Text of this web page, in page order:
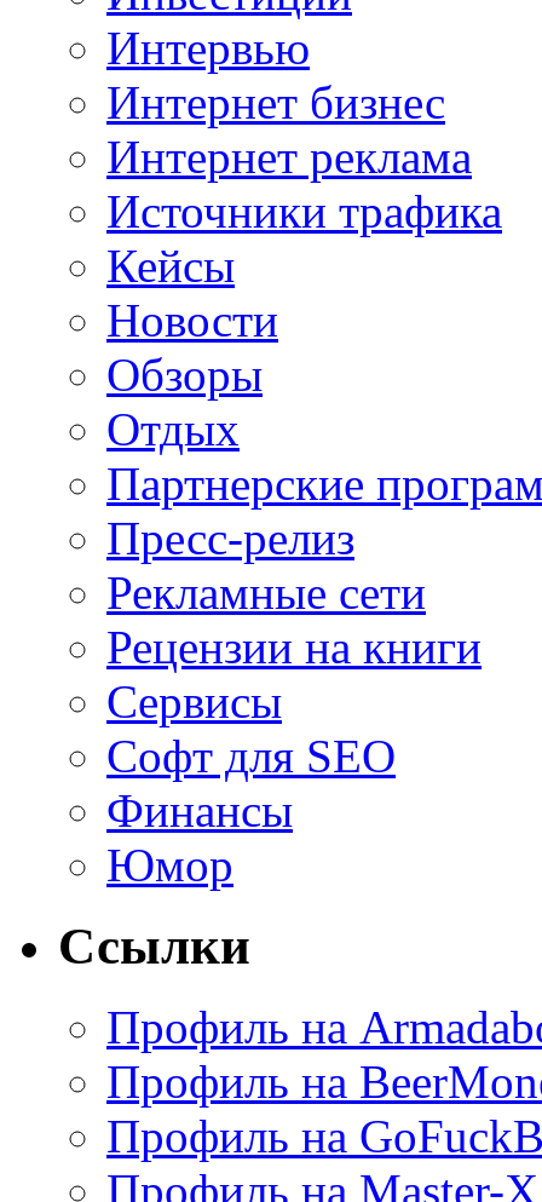
Интервью
Интернет бизнес
Интернет реклама
Источники трафика
Кейсы
Новости
Обзоры
Отдых
Партнерские
Пресс-релиз
Рекламные сети
Рецензии на книги
Сервисы
Софт для SEO
Финансы
Юмор
Ссылки
Профиль на
Профиль на
Профиль на
Профиль на Master-X